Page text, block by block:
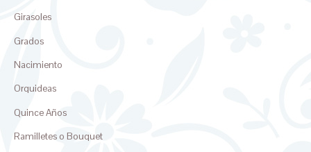
Girasoles
Grados
Nacimiento
Orquideas
Quince Años
Ramilletes o Bouquet